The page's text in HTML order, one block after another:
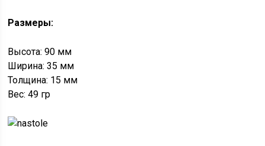
Размеры:
Высота: 90 мм
Ширина: 35 мм
Толщина: 15 мм
Вес: 49 гр